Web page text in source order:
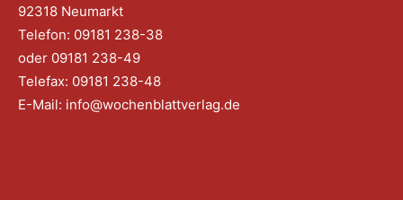
92318 Neumarkt
Telefon: 09181 238-38
oder 09181 238-49
Telefax: 09181 238-48
E-Mail: info@wochenblattverlag.de